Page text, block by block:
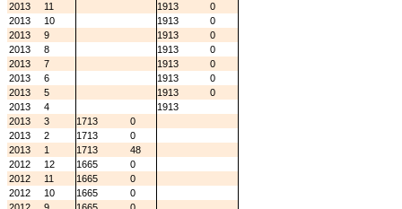
2013
11 1913
0
2013
10 1913
0
2013
9 1913
0
2013
8 1913
0
2013
7 1913
0
2013
6 1913
0
2013
5 1913
0
2013
4
1913
2013
3 1713
0
2013
2 1713
0
2013
1 1713
48
2012
12 1665
0
2012
11 1665
0
2012
10 1665
0